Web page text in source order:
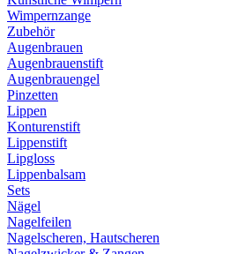
Wimpernzange
Zubehör
Augenbrauen
Augenbrauenstift
Augenbrauengel
Pinzetten
Lippen
Konturenstift
Lippenstift
Lipgloss
Lippenbalsam
Sets
Nägel
Nagelfeilen
Nagelscheren, Hautscheren